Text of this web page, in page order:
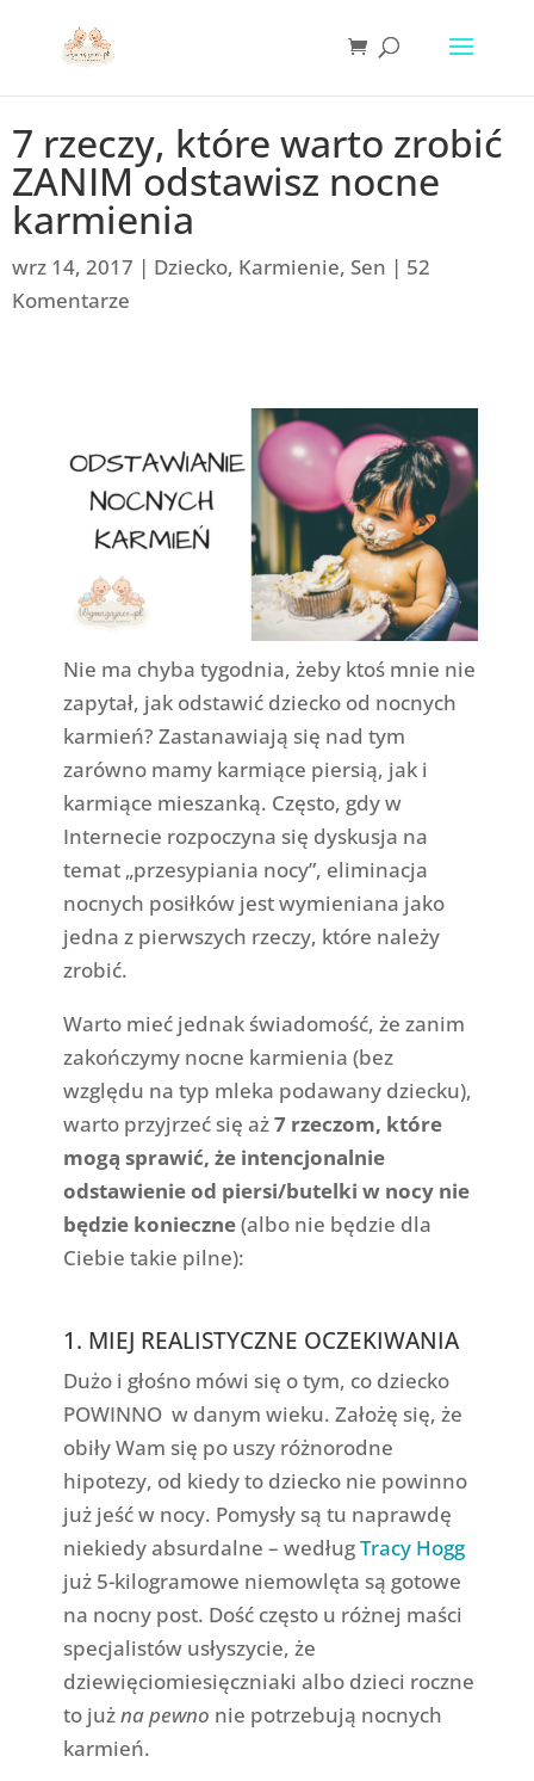
7 rzeczy, które warto zrobić
ZANIM odstawisz nocne
karmienia
wrz 14, 2017 | Dziecko, Karmienie, Sen | 52
Komentarze
Nie ma chyba tygodnia, żeby ktoś mnie nie
zapytał, jak odstawić dziecko od nocnych
karmień? Zastanawiają się nad tym
zarówno mamy karmiące piersią, jak i
karmiące mieszanką. Często, gdy w
Internecie rozpoczyna się dyskusja na
temat „przesypiania nocy”, eliminacja
nocnych posiłków jest wymieniana jako
jedna z pierwszych rzeczy, które należy
zrobić.
Warto mieć jednak świadomość, że zanim
zakończymy nocne karmienia (bez
względu na typ mleka podawany dziecku),
warto przyjrzeć się aż7 rzeczom, które
mogą sprawić, że intencjonalnie
odstawienie od piersi/butelki w nocy nie
będzie konieczne(albo nie będzie dla
Ciebie takie pilne):
1. MIEJ REALISTYCZNE OCZEKIWANIA
Dużo i głośno mówi się o tym, co dziecko
POWINNO w danym wieku. Założę się, że
obiły Wam się po uszy różnorodne
hipotezy, od kiedy to dziecko nie powinno
już jeść w nocy. Pomysły są tu naprawdę
niekiedy absurdalne – wedługTracy Hogg
już 5-kilogramowe niemowlęta są gotowe
na nocny post. Dość często u różnej maści
specjalistów usłyszycie, że
dziewięciomiesięczniaki albo dzieci roczne
to jużna pewno nie potrzebują nocnych
karmień.